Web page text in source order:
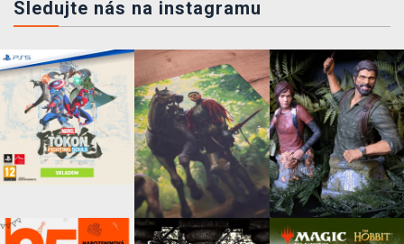
Sledujte nás na instagramu